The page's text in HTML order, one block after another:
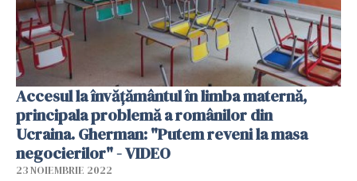
Accesul la învățământul în limba maternă,
principala problemă a românilor din
Ucraina. Gherman: "Putem reveni la masa
negocierilor" - VIDEO
23 NOIEMBRIE 2022